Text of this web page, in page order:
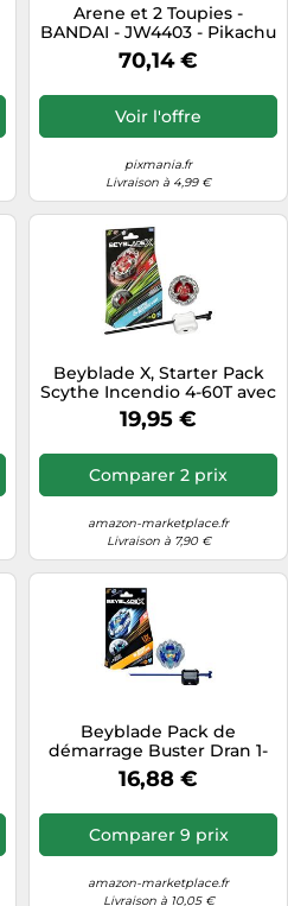
Arene et 2 Toupies -
BANDAI - JW4403 - Pikachu
vs Mewtwo
70,14 €
Voir l'offre
pixmania.fr
Livraison à 4,99 €
Beyblade X, Starter Pack
Scythe Incendio 4-60T avec
Toupie de Compétition et
Lanceur, Jouets pour
pour Garçons et Filles
19,95 €
Comparer 2 prix
amazon-marketplace.fr
Livraison à 7,90 €
Beyblade Pack de
démarrage Buster Dran 1-
60A UX avec toupie et
lanceur
16,88 €
Comparer 9 prix
amazon-marketplace.fr
Livraison à 10,05 €